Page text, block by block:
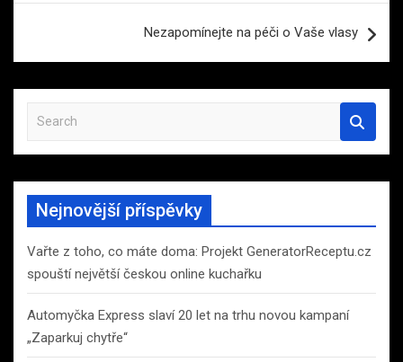
Nezapomínejte na péči o Vaše vlasy
a
r
h
Nejnovější příspěvky
Vařte z toho, co máte doma: Projekt GeneratorReceptu.cz
spouští největší českou online kuchařku
Automyčka Express slaví 20 let na trhu novou kampaní
„Zaparkuj chytře“